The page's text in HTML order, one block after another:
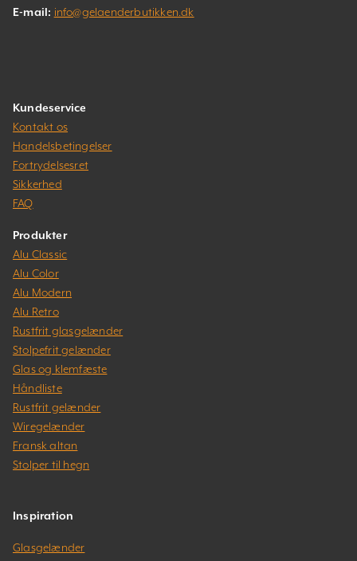
E-mail: info@gelaenderbutikken.dk
Kundeservice
Kontakt os
Handelsbetingelser
Fortrydelsesret
Sikkerhed
FAQ
Produkter
Alu Classic
Alu Color
Alu Modern
Alu Retro
Rustfrit glasgelænder
Stolpefrit gelænder
Glas og klemfæste
Håndliste
Rustfrit gelænder
Wiregelænder
Fransk altan
Stolper til hegn
Inspiration
Glasgelænder